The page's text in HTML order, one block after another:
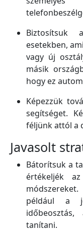
Biztosítsuk
esetekben,
vagy új
másik
hogy ez
Képezzük
segítséget.
féljünk attól a
Javasolt
Bátorítsuk a
értékeljék
például a
tanítani.